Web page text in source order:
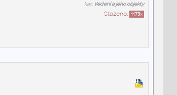
kat: Vedení a jeho objekty
Staženo: 1173x